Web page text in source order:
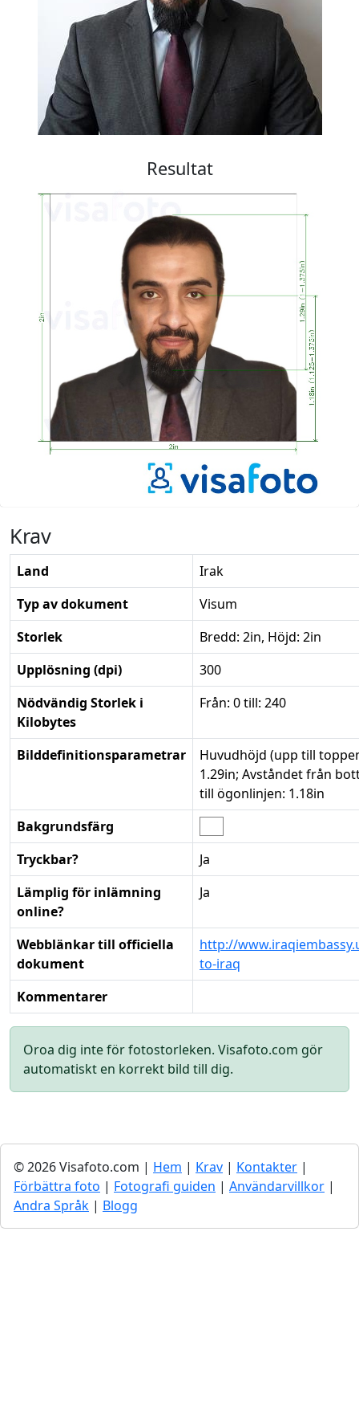
Resultat
Krav
Land
Irak
Typ av dokument
Visum
Storlek
Bredd: 2in, Höjd: 2in
Upplösning (dpi)
300
Nödvändig Storlek i
Kilobytes
Från: 0 till: 240
Bilddefinitionsparametrar
Huvudhöjd (upp till
1.29in; Avståndet från
till ögonlinjen: 1.18in
Bakgrundsfärg
Tryckbar?
Ja
Lämplig för inlämning
online?
Ja
Webblänkar till officiella
dokument
http://
to-iraq
Kommentarer
Oroa dig inte för fotostorleken. Visafoto.com gör
automatiskt en korrekt bild till dig.
© 2026 Visafoto.com | Hem | Krav | Kontakter |
Förbättra foto | Fotografi guiden | Användarvillkor |
Andra Språk | Blogg